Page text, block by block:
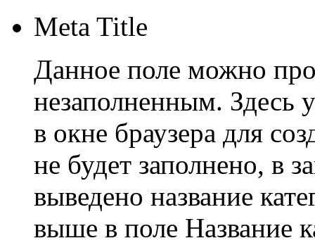
Meta Title
Данное поле можно
незаполненным. Здесь
в окне браузера для
не будет заполнено, в
выведено название
выше в поле Название